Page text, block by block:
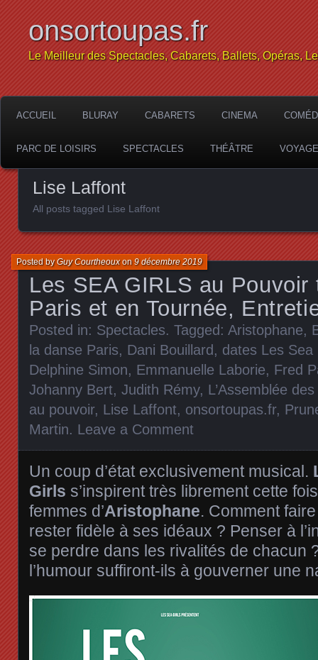
onsortoupas.fr
Le Meilleur des Spectacles, Cabarets, Ballets, Opéras,
ACCUEIL BLURAY CABARETS CINEMA
PARC DE LOISIRS SPECTACLES THÉÂTRE
Lise Laffont
All posts tagged Lise Laffont
Les SEA GIRLS au
Paris et en Tournée,
Posted byGuy Courtheouxon9 décembre 2019
Posted in: Spectacles. Tagged: Aristophane,
la danse Paris, Dani Bouillard, dates Les Sea
Delphine Simon, Emmanuelle Laborie, Fred
Johanny Bert, Judith Rémy, L’Assemblée
au pouvoir, Lise Laffont, onsortoupas.fr,
Martin. Leave a Comment
Un coup d’état exclusivement musical.
Girls s’inspirent très librement cette
femmes d’Aristophane. Comment
rester fidèle à ses idéaux ? Penser à
se perdre dans les rivalités de chacun
l’humour suffiront-ils à gouverner une